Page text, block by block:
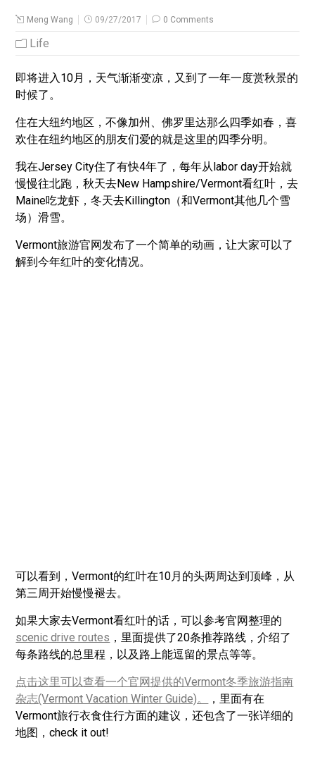
Meng Wang 09/27/2017 0 Comments
Life
即将进入10月，天气渐渐变凉，又到了一年一度赏秋景的
时候了。
住在大纽约地区，不像加州、佛罗里达那么四季如春，喜
欢住在纽约地区的朋友们爱的就是这里的四季分明。
我在Jersey City住了有快4年了，每年从labor day开始就
慢慢往北跑，秋天去New Hampshire/Vermont看红叶，去
Maine吃龙虾，冬天去Killington（和Vermont其他几个雪
场）滑雪。
Vermont旅游官网发布了一个简单的动画，让大家可以了
解到今年红叶的变化情况。
可以看到，Vermont的红叶在10月的头两周达到顶峰，从
第三周开始慢慢褪去。
如果大家去Vermont看红叶的话，可以参考官网整理的
scenic drive routes ，里面提供了20条推荐路线，介绍了
每条路线的总里程，以及路上能逗留的景点等等。
点击这里可以查看一个官网提供的Vermont冬季旅游指南
杂志(Vermont Vacation Winter Guide)。
，里面有在
Vermont旅行衣食住行方面的建议，还包含了一张详细的
地图，check it out!